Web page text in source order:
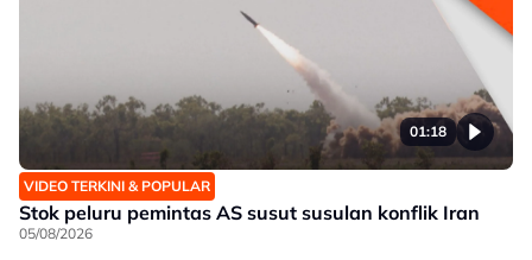
01:18
VIDEO TERKINI & POPULAR
Stok peluru pemintas AS susut susulan konflik Iran
05/08/2026